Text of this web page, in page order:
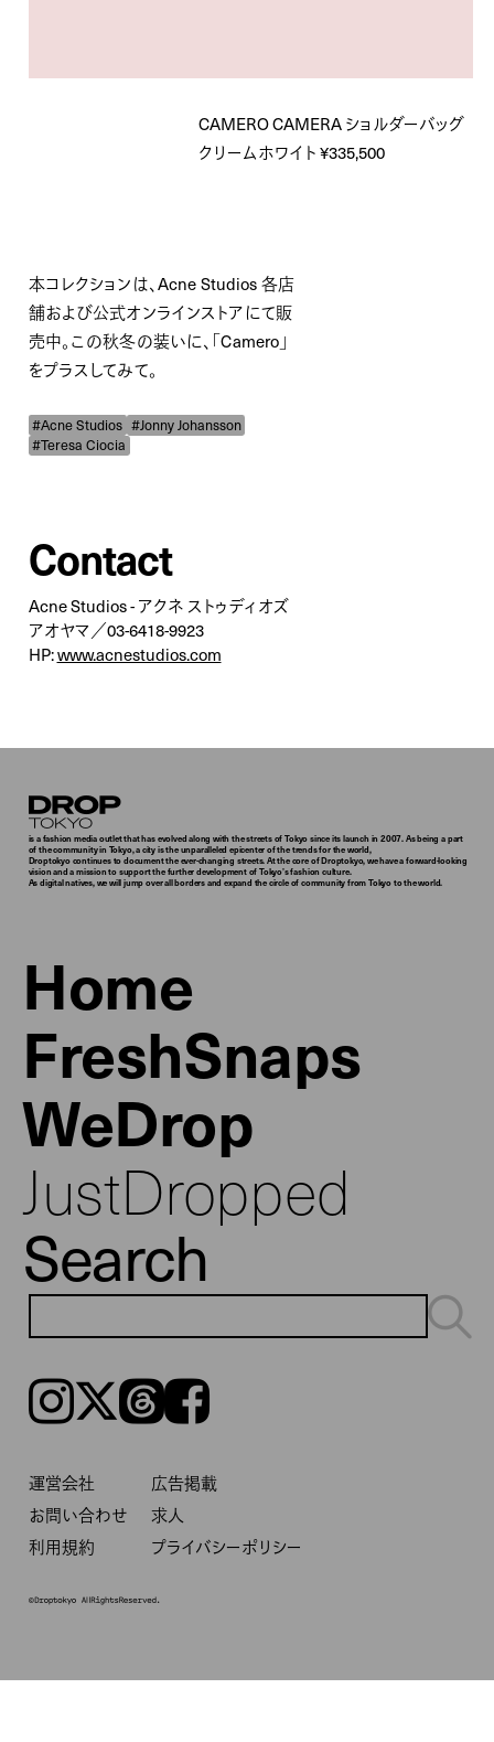
CAMERO CAMERA ショルダーバッグ
クリームホワイト ¥335,500
本コレクションは、Acne Studios 各店
舗および公式オンラインストアにて販
売中。この秋冬の装いに、「Camero」
をプラスしてみて。
#Acne Studios #Jonny Johansson
#Teresa Ciocia
Contact
Acne Studios - アクネ ストゥディオズ
アオヤマ／03-6418-9923
HP:www.acnestudios.com
Droptokyo
is a fashion media outlet that has evolved along with the streets of Tokyo since its launch in 2007. As being a part
of the community in Tokyo, a city is the unparalleled epicenter of the trends for the world,
Droptokyo continues to document the ever-changing streets. At the core of Droptokyo, we have a forward-looking
vision and a mission to support the further development of Tokyo’s fashion culture.
As digital natives, we will jump over all borders and expand the circle of community from Tokyo to the world.
Home
FreshSnaps
WeDrop
JustDropped
Search
Instagram𝕏ThreadsFacebook
運営会社
広告掲載
お問い合わせ
求人
利用規約
プライバシーポリシー